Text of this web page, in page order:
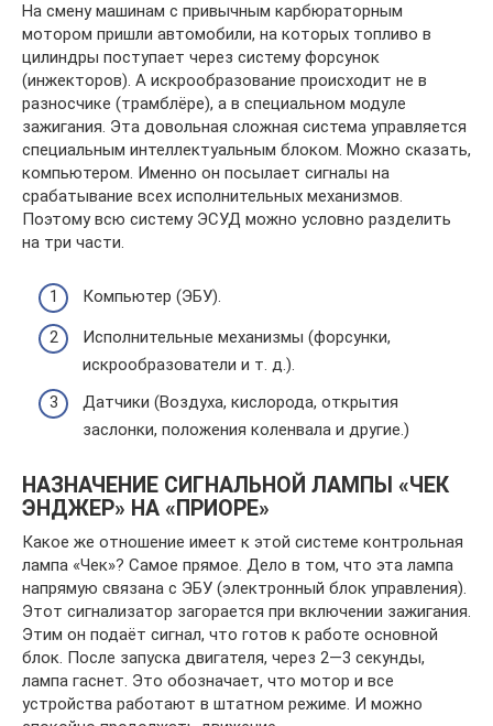
На смену машинам с привычным карбюраторным
мотором пришли автомобили, на которых топливо в
цилиндры поступает через систему форсунок
(инжекторов). А искрообразование происходит не в
разносчике (трамблёре), а в специальном модуле
зажигания. Эта довольная сложная система управляется
специальным интеллектуальным блоком. Можно сказать,
компьютером. Именно он посылает сигналы на
срабатывание всех исполнительных механизмов.
Поэтому всю систему ЭСУД можно условно разделить
на три части.
Компьютер (ЭБУ).
Исполнительные механизмы (форсунки,
искрообразователи и т. д.).
Датчики (Воздуха, кислорода, открытия
заслонки, положения коленвала и другие.)
НАЗНАЧЕНИЕ СИГНАЛЬНОЙ ЛАМПЫ «ЧЕК
ЭНДЖЕР» НА «ПРИОРЕ»
Какое же отношение имеет к этой системе контрольная
лампа «Чек»? Самое прямое. Дело в том, что эта лампа
напрямую связана с ЭБУ (электронный блок управления).
Этот сигнализатор загорается при включении зажигания.
Этим он подаёт сигнал, что готов к работе основной
блок. После запуска двигателя, через 2—3 секунды,
лампа гаснет. Это обозначает, что мотор и все
устройства работают в штатном режиме. И можно